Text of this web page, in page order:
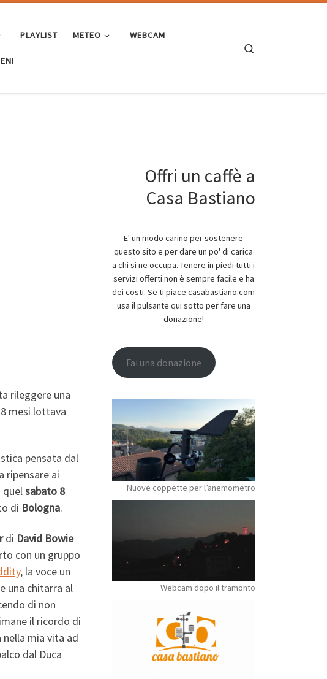
PLAYLIST METEO WEBCAM
rileggere una
mesi lottava
pensata dal
ripensare ai
quelsabato 8
di Bologna.
di David Bowie
con un gruppo
, la voce un
una chitarra al
di non
il ricordo di
mia vita ad
dal Duca
Offri un caffè a
Casa Bastiano
E' un modo carino per sostenere
questo sito e per dare un po' di carica
a chi si ne occupa. Tenere in piedi tutti i
servizi offerti non è sempre facile e ha
dei costi. Se ti piace casabastiano.com
usa il pulsante qui sotto per fare una
donazione!
Fai una donazione
Nuove coppette per l’anemometro
Webcam dopo il tramonto